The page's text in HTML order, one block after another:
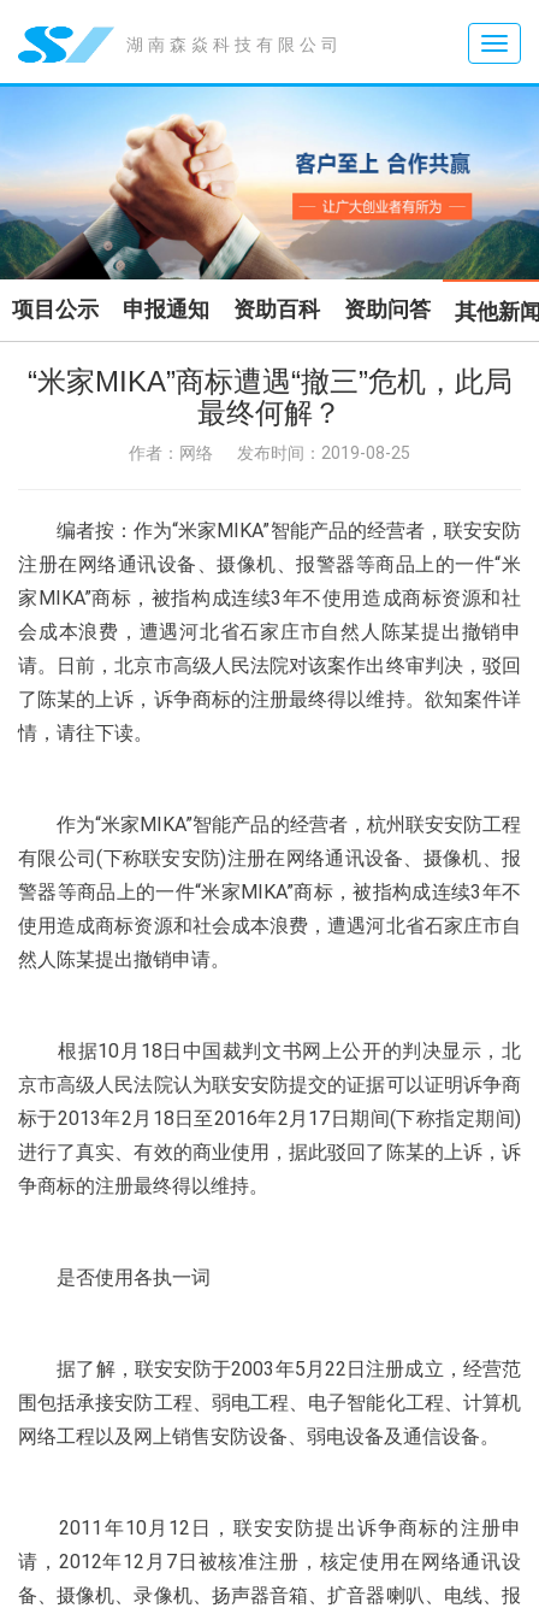
湖南森焱科技有限公司
Toggle
项目公示 申报通知 资助百科 资助问答 其他新
“米家MIKA”商标遭遇“撤三”危机，此局
最终何解？
作者：网络 发布时间：2019-08-25
编者按：作为“米家MIKA”智能产品的经营者，联安安防
注册在网络通讯设备、摄像机、报警器等商品上的一件“米
家MIKA”商标，被指构成连续3年不使用造成商标资源和社
会成本浪费，遭遇河北省石家庄市自然人陈某提出撤销申
请。日前，北京市高级人民法院对该案作出终审判决，驳回
了陈某的上诉，诉争商标的注册最终得以维持。欲知案件详
情，请往下读。
作为“米家MIKA”智能产品的经营者，杭州联安安防工程
有限公司(下称联安安防)注册在网络通讯设备、摄像机、报
警器等商品上的一件“米家MIKA”商标，被指构成连续3年不
使用造成商标资源和社会成本浪费，遭遇河北省石家庄市自
然人陈某提出撤销申请。
根据10月18日中国裁判文书网上公开的判决显示，北
京市高级人民法院认为联安安防提交的证据可以证明诉争商
标于2013年2月18日至2016年2月17日期间(下称指定期间)
进行了真实、有效的商业使用，据此驳回了陈某的上诉，诉
争商标的注册最终得以维持。
是否使用各执一词
据了解，联安安防于2003年5月22日注册成立，经营范
围包括承接安防工程、弱电工程、电子智能化工程、计算机
网络工程以及网上销售安防设备、弱电设备及通信设备。
2011年10月12日，联安安防提出诉争商标的注册申
请，2012年12月7日被核准注册，核定使用在网络通讯设
备、摄像机、录像机、扬声器音箱、扩音器喇叭、电线、报